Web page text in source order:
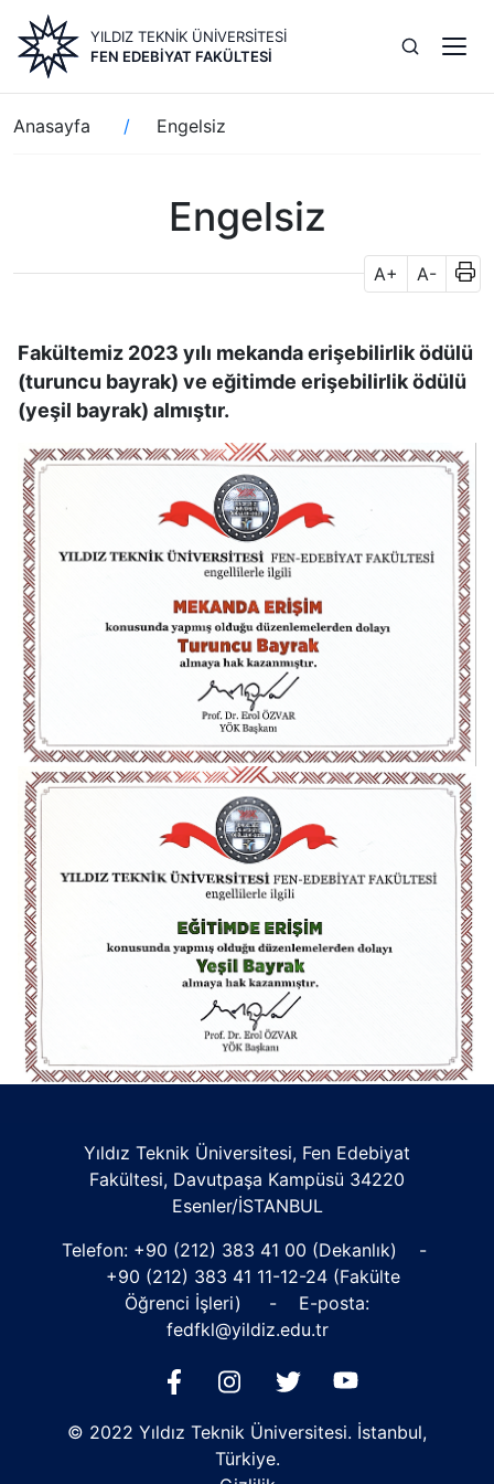
içeriğe
atla
YILDIZ TEKNİK ÜNİVERSİTESİ
FEN EDEBIYAT FAKÜLTESI
Sayfa
yolu
Anasayfa Engelsiz
Engelsiz
A+ A-
Fakültemiz 2023 yılı mekanda erişebilirlik ödülü
(turuncu bayrak) ve eğitimde erişebilirlik ödülü
(yeşil bayrak) almıştır.
Yıldız Teknik Üniversitesi, Fen Edebiyat
Fakültesi, Davutpaşa Kampüsü 34220
Esenler/İSTANBUL
Telefon: +90 (212) 383 41 00 (Dekanlık) -
+90 (212) 383 41 11-12-24 (Fakülte
Öğrenci İşleri) - E-posta:
fedfkl@yildiz.edu.tr
© 2022 Yıldız Teknik Üniversitesi. İstanbul,
Türkiye.